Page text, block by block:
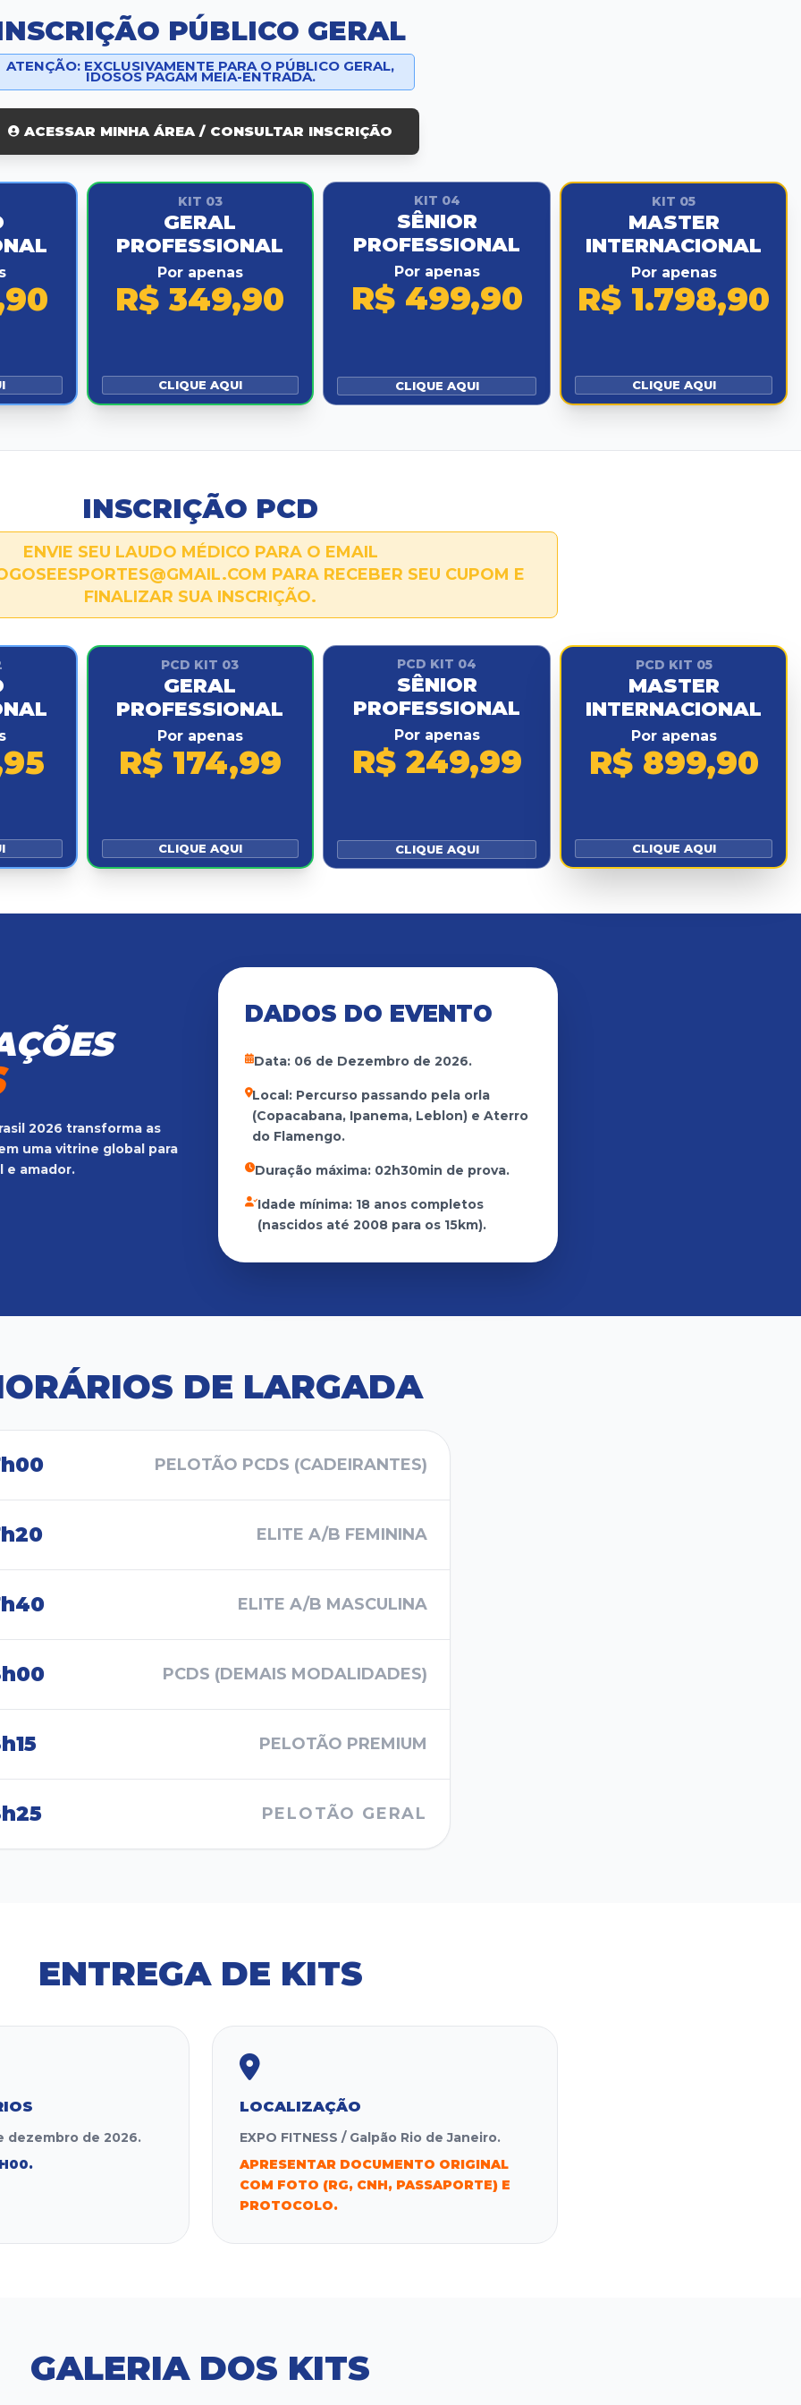
PÚBLICO GERAL
ATENÇÃO: EXCLUSIVAMENTE PARA O PÚBLICO GERAL,
IDOSOS PAGAM MEIA-ENTRADA.
ACESSAR MINHA ÁREA / CONSULTAR INSCRIÇÃO
KIT 03
GERAL
PROFESSIONAL
Por apenas
R$ 349,90
CLIQUE AQUI
KIT 04
SÊNIOR
PROFESSIONAL
Por apenas
R$ 499,90
CLIQUE AQUI
KIT 05
MASTER
INTERNACIONAL
Por apenas
R$ 1.798,90
CLIQUE AQUI
INSCRIÇÃO PCD
ENVIE SEU LAUDO MÉDICO PARA O EMAIL
PARA RECEBER SEU CUPOM E
FINALIZAR SUA INSCRIÇÃO.
PCD KIT 03
GERAL
PROFESSIONAL
Por apenas
R$ 174,99
CLIQUE AQUI
PCD KIT 04
SÊNIOR
PROFESSIONAL
Por apenas
R$ 249,99
CLIQUE AQUI
PCD KIT 05
MASTER
INTERNACIONAL
Por apenas
R$ 899,90
CLIQUE AQUI
2026 transforma as
uma vitrine global para
e amador.
DADOS DO EVENTO
Data: 06 de Dezembro de 2026.
Local: Percurso passando pela orla
(Copacabana, Ipanema, Leblon) e Aterro
do Flamengo.
Duração máxima: 02h30min de prova.
Idade mínima: 18 anos completos
(nascidos até 2008 para os 15km).
DE LARGADA
PELOTÃO PCDS (CADEIRANTES)
ELITE A/B FEMININA
ELITE A/B MASCULINA
PCDS (DEMAIS MODALIDADES)
PELOTÃO PREMIUM
PELOTÃO GERAL
ENTREGA DE KITS
dezembro de 2026.
LOCALIZAÇÃO
EXPO FITNESS / Galpão Rio de Janeiro.
APRESENTAR DOCUMENTO ORIGINAL
COM FOTO (RG, CNH, PASSAPORTE) E
PROTOCOLO.
GALERIA DOS KITS